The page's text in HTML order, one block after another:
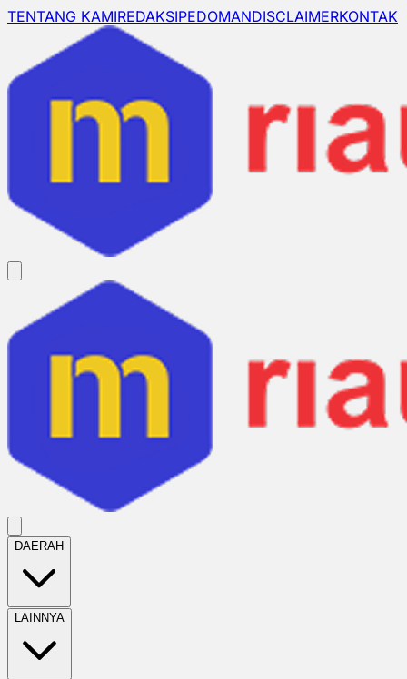
TENTANG KAMIREDAKSIPEDOMANDISCLAIMERKONTAK
DAERAH
LAINNYA